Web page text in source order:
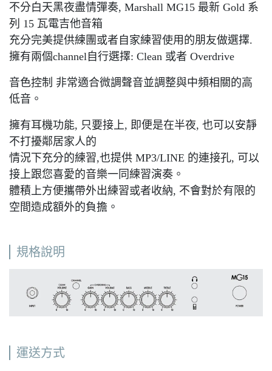
不分白天黑夜盡情彈奏, Marshall MG15 最新 Gold 系
列 15 瓦電吉他音箱
充分完美提供練團或者自家練習使用的朋友做選擇.
擁有兩個channel自行選擇: Clean 或者 Overdrive
音色控制 非常適合微調聲音並調整與中頻相關的高
低音。
擁有耳機功能, 只要接上, 即便是在半夜, 也可以安靜
不打擾鄰居家人的
情況下充分的練習,也提供 MP3/LINE 的連接孔, 可以
接上跟您喜愛的音樂一同練習演奏。
體積上方便攜帶外出練習或者收納, 不會對於有限的
空間造成額外的負擔。
規格說明
運送方式